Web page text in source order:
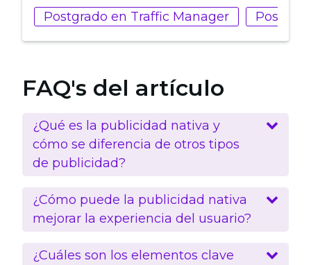
Postgrado en Traffic Manager
FAQ's del artículo
¿Qué es la publicidad nativa y
cómo se diferencia de otros tipos
de publicidad?
¿Cómo puede la publicidad nativa
mejorar la experiencia del usuario?
¿Cuáles son los elementos clave